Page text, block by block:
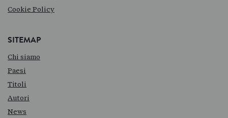
Cookie Policy
SITEMAP
Chi siamo
Paesi
Titoli
Autori
News